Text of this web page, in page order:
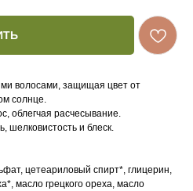
волосами, защищая цвет от
солнце.
облегчая расчесывание.
шелковистость и блеск.
цетеариловый спирт*, глицерин,
масло грецкого ореха, масло